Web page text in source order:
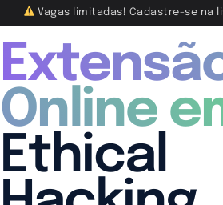
Vagas limitadas! Cadastre-se na
Online
Ethical